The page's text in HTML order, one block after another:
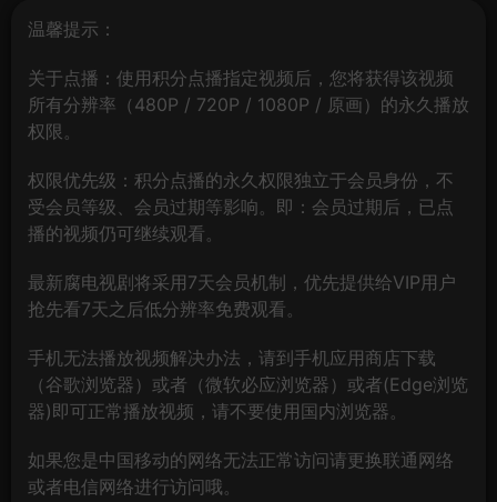
温馨提示：
关于点播：使用积分点播指定视频后，您将获得该视频
所有分辨率（480P / 720P / 1080P / 原画）的永久播放
权限。
权限优先级：积分点播的永久权限独立于会员身份，不
受会员等级、会员过期等影响。即：会员过期后，已点
播的视频仍可继续观看。
最新腐电视剧将采用7天会员机制，优先提供给VIP用户
抢先看7天之后低分辨率免费观看。
手机无法播放视频解决办法，请到手机应用商店下载
（谷歌浏览器）或者（微软必应浏览器）或者(Edge浏览
器)即可正常播放视频，请不要使用国内浏览器。
如果您是中国移动的网络无法正常访问请更换联通网络
或者电信网络进行访问哦。